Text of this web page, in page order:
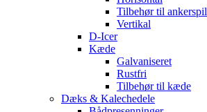
Tilbehør til ankerspil
Vertikal
D-Icer
Kæde
Galvaniseret
Rustfri
Tilbehør til kæde
Dæks & Kalechedele